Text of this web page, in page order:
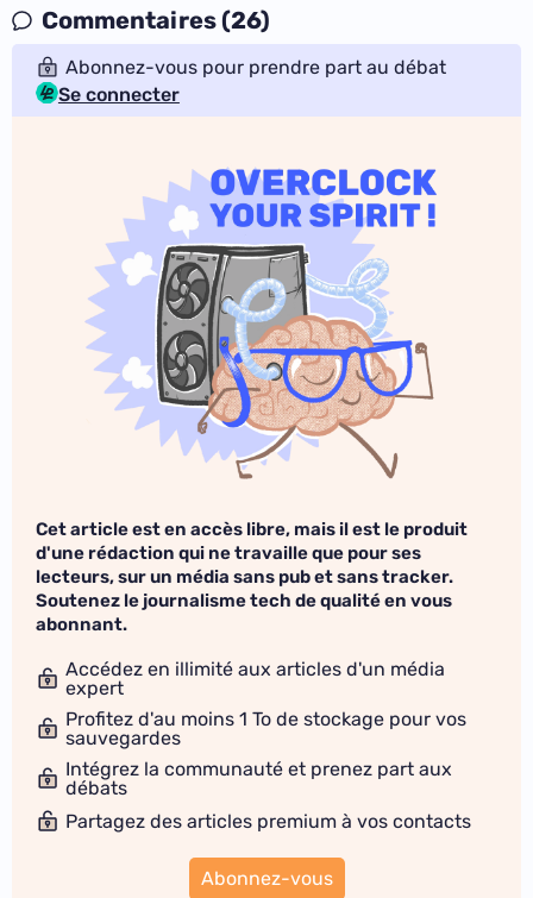
Commentaires (26)
Abonnez-vous pour prendre part au débat
Se connecter
Cet article est en accès libre, mais il est le produit
d'une rédaction qui ne travaille que pour ses
lecteurs, sur un média sans pub et sans tracker.
Soutenez le journalisme tech de qualité en vous
abonnant.
Accédez en illimité aux articles d'un média
expert
Profitez d'au moins 1 To de stockage pour vos
sauvegardes
Intégrez la communauté et prenez part aux
débats
Partagez des articles premium à vos contacts
Abonnez-vous